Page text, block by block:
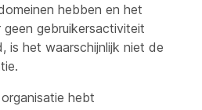
hebben en het
geen gebruikersactiviteit
is het waarschijnlijk niet de
hebt